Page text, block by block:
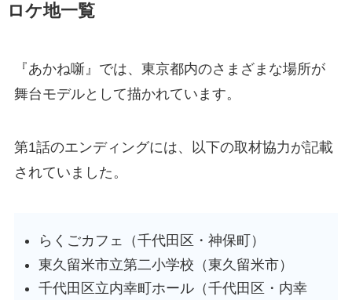
ロケ地一覧
『あかね噺』では、東京都内のさまざまな場所が
舞台モデルとして描かれています。
第1話のエンディングには、以下の取材協力が記載
されていました。
らくごカフェ（千代田区・神保町）
東久留米市立第二小学校（東久留米市）
千代田区立内幸町ホール（千代田区・内幸